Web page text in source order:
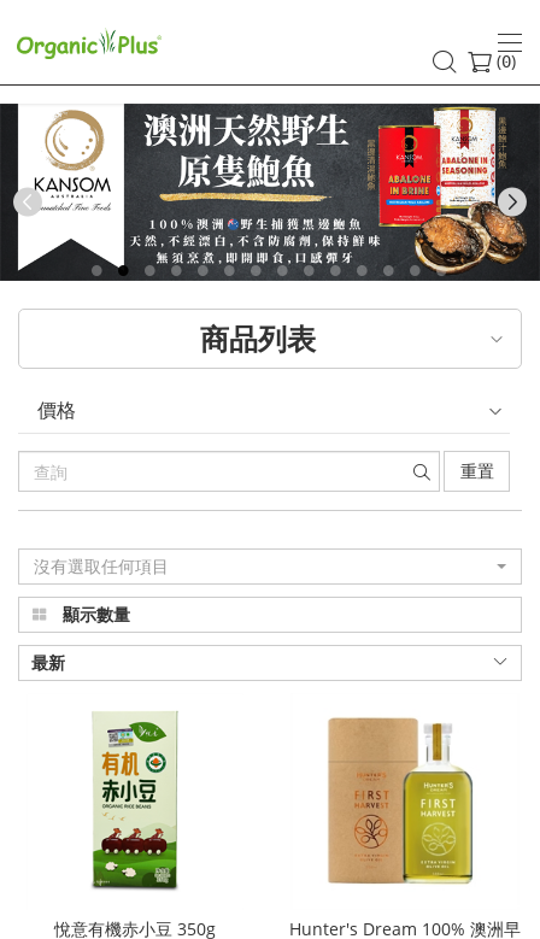
香
港
有
機
食
品
店
嚴
選
歐
美
產
品
真
正
(0)
Previous
商品列表
價格
重置
沒有選取任何項目
顯示數量
最新
悅意有機赤小豆 350g
Hunter's Dream 100% 澳洲早